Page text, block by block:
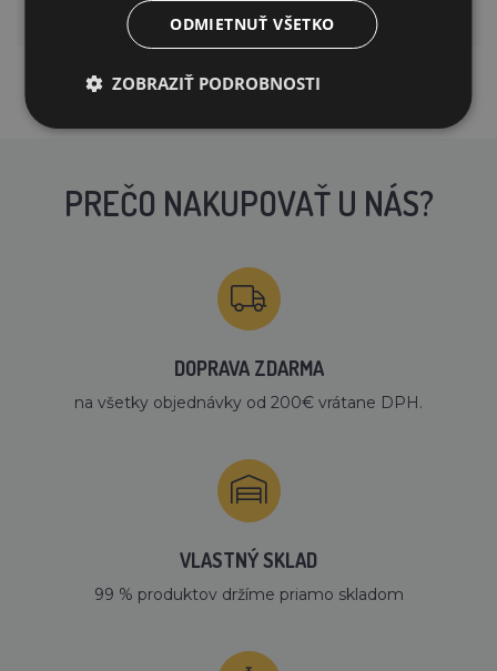
farby vďaka horčíku
PREČO NAKUPOVAŤ U NÁS?
DOPRAVA ZDARMA
na všetky objednávky od 200€ vrátane DPH.
VLASTNÝ SKLAD
99 % produktov držíme priamo skladom
ODMIETNUŤ VŠETKO
ZOBRAZIŤ PODROBNOSTI